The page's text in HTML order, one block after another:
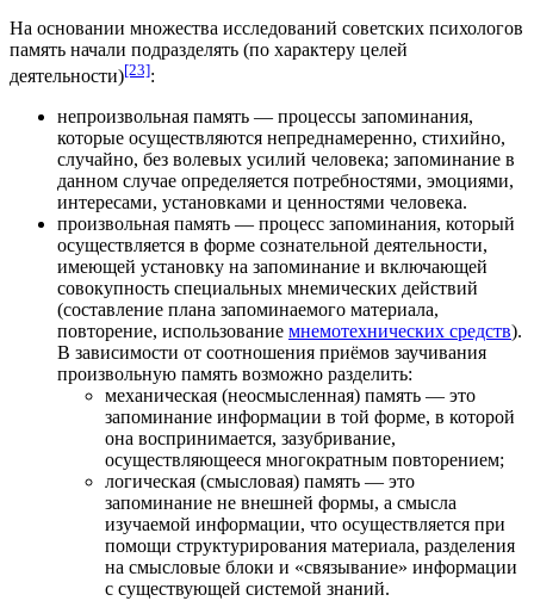
На основании множества исследований советских психологов
память начали подразделять (по характеру целей
деятельности)[23]:
непроизвольная память — процессы запоминания,
которые осуществляются непреднамеренно, стихийно,
случайно, без волевых усилий человека; запоминание в
данном случае определяется потребностями, эмоциями,
интересами, установками и ценностями человека.
произвольная память — процесс запоминания, который
осуществляется в форме сознательной деятельности,
имеющей установку на запоминание и включающей
совокупность специальных мнемических действий
(составление плана запоминаемого материала,
повторение, использование мнемотехнических средств).
В зависимости от соотношения приёмов заучивания
произвольную память возможно разделить:
механическая (неосмысленная) память — это
запоминание информации в той форме, в которой
она воспринимается, зазубривание,
осуществляющееся многократным повторением;
логическая (смысловая) память — это
запоминание не внешней формы, а смысла
изучаемой информации, что осуществляется при
помощи структурирования материала, разделения
на смысловые блоки и «связывание» информации
с существующей системой знаний.